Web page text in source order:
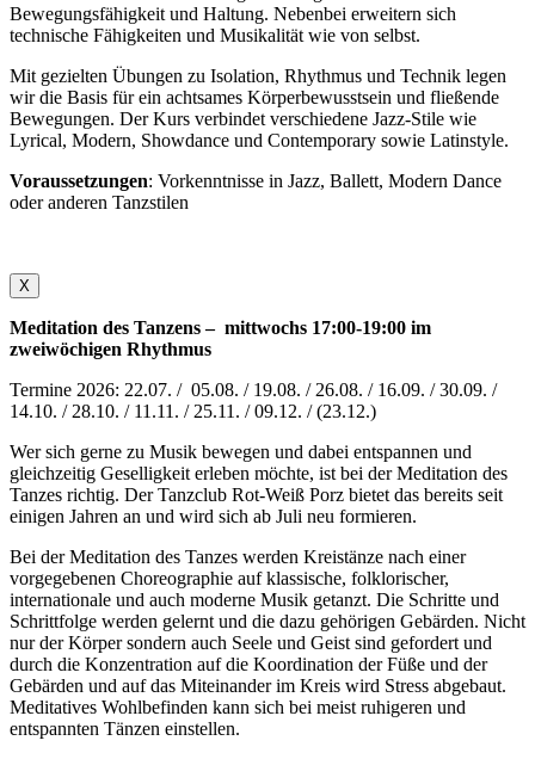
Bewegungsfähigkeit und Haltung. Nebenbei erweitern sich
technische Fähigkeiten und Musikalität wie von selbst.
Mit gezielten Übungen zu Isolation, Rhythmus und Technik legen
wir die Basis für ein achtsames Körperbewusstsein und fließende
Bewegungen. Der Kurs verbindet verschiedene Jazz-Stile wie
Lyrical, Modern, Showdance und Contemporary sowie Latinstyle.
Voraussetzungen: Vorkenntnisse in Jazz, Ballett, Modern Dance
oder anderen Tanzstilen
X
Meditation des Tanzens – mittwochs 17:00-19:00 im
zweiwöchigen Rhythmus
Termine 2026: 22.07. / 05.08. / 19.08. / 26.08. / 16.09. / 30.09. /
14.10. / 28.10. / 11.11. / 25.11. / 09.12. / (23.12.)
Wer sich gerne zu Musik bewegen und dabei entspannen und
gleichzeitig Geselligkeit erleben möchte, ist bei der Meditation des
Tanzes richtig. Der Tanzclub Rot-Weiß Porz bietet das bereits seit
einigen Jahren an und wird sich ab Juli neu formieren.
Bei der Meditation des Tanzes werden Kreistänze nach einer
vorgegebenen Choreographie auf klassische, folklorischer,
internationale und auch moderne Musik getanzt. Die Schritte und
Schrittfolge werden gelernt und die dazu gehörigen Gebärden. Nicht
nur der Körper sondern auch Seele und Geist sind gefordert und
durch die Konzentration auf die Koordination der Füße und der
Gebärden und auf das Miteinander im Kreis wird Stress abgebaut.
Meditatives Wohlbefinden kann sich bei meist ruhigeren und
entspannten Tänzen einstellen.